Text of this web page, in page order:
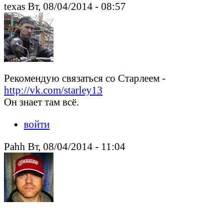
texas Вт, 08/04/2014 - 08:57
Рекомендую связаться со Старлеем -
http://vk.com/starley13
Он знает там всё.
войти
Pahh Вт, 08/04/2014 - 11:04